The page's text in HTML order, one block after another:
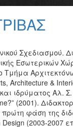
Σχεδιασμού.
Εσωτερικών
Architecture &
ιδρύματος Αλ.
(2001).
φάση της
(2003-2007